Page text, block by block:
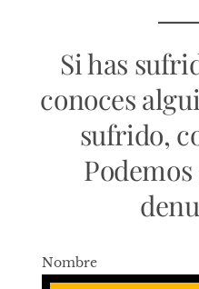
Si has
conoces
sufrido,
Nombre